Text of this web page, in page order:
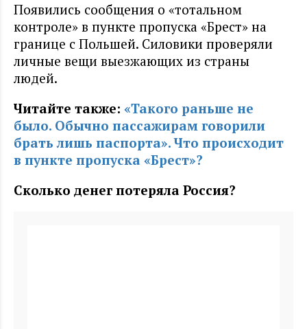
Появились сообщения о «тотальном
контроле» в пункте пропуска «Брест» на
границе с Польшей. Силовики проверяли
личные вещи выезжающих из страны
людей.
Читайте также: «Такого раньше не
было. Обычно пассажирам говорили
брать лишь паспорта». Что происходит
в пункте пропуска «Брест»?
Сколько денег потеряла Россия?